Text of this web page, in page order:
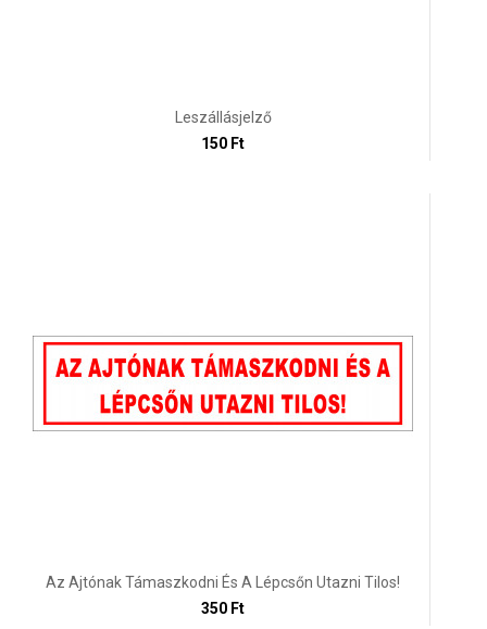
Leszállásjelző
150 Ft
Az Ajtónak Támaszkodni És A Lépcsőn Utazni Tilos!
350 Ft